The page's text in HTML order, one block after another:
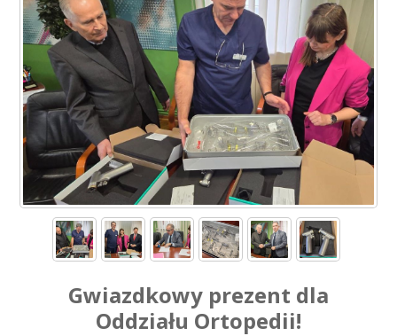
Gwiazdkowy prezent dla
Oddziału Ortopedii!